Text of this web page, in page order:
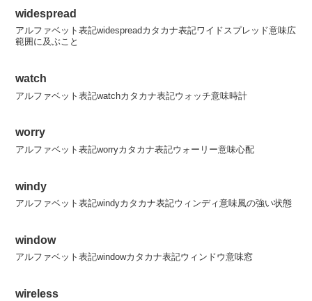
widespread
アルファベット表記widespreadカタカナ表記ワイドスプレッド意味広
範囲に及ぶこと
watch
アルファベット表記watchカタカナ表記ウォッチ意味時計
worry
アルファベット表記worryカタカナ表記ウォーリー意味心配
windy
アルファベット表記windyカタカナ表記ウィンディ意味風の強い状態
window
アルファベット表記windowカタカナ表記ウィンドウ意味窓
wireless